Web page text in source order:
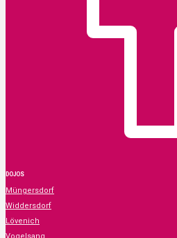
DOJOS
Müngersdorf
Widdersdorf
Lövenich